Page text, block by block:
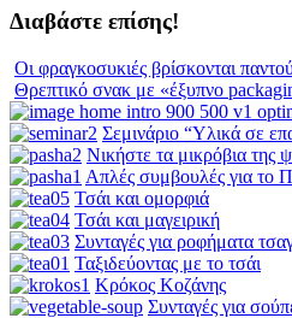
Διαβάστε επίσης!
Οι φραγκοσυκιές βρίσκονται
Θρεπτικό σνακ με «έξυπνο
Σεμινάριο “Υλικά σε
Νικήστε τα μικρόβια της
Απλές συμβουλές για το
Τσάι και ομορφιά
Τσάι και μαγειρική
Συνταγές για ροφήματα
Ταξιδεύοντας με το τσάι
Κρόκος Κοζάνης
Συνταγές για